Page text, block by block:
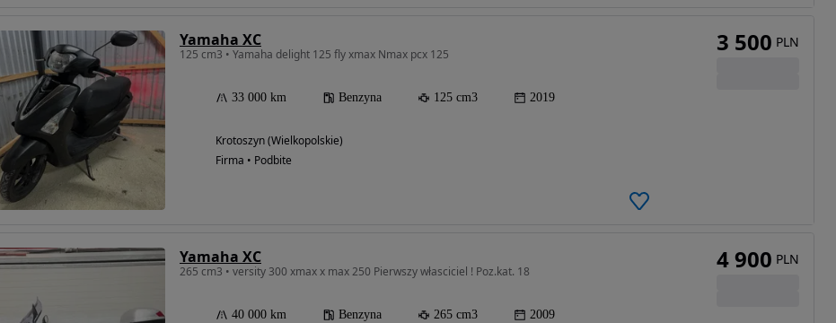
Yamaha XC
125 cm3 • Yamaha delight 125 fly xmax Nmax pcx 125
33 000 km Benzyna 125 cm3 2019
Krotoszyn (Wielkopolskie)
Firma • Podbite
3 500 PLN
Yamaha XC
265 cm3 • versity 300 xmax x max 250 Pierwszy własciciel ! Poz.kat. 18
40 000 km Benzyna 265 cm3 2009
4 900 PLN